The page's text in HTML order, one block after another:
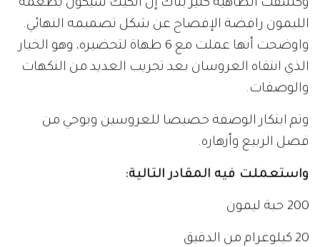
وكشفت الطاهية كلير بتاك إن الكيك سيكون بطعمة
الليمون رافضة الإفصاح عن شكل تصميمه النهائي.
واوضحت أنها عملت مع 6 طهاة لتحضيره، وهو الخيار
الذي انتقاه العروسان بعد تجريب العديد من النكهات
والوصفات .
وتم ابتكار الوصفة خصيصا للعروسين وبوحي من
فصل الربيع وأزهاره.
واستعملت فيه المقادر التالية:
200 حبة ليمون
20 كيلوغرام من الدقيق